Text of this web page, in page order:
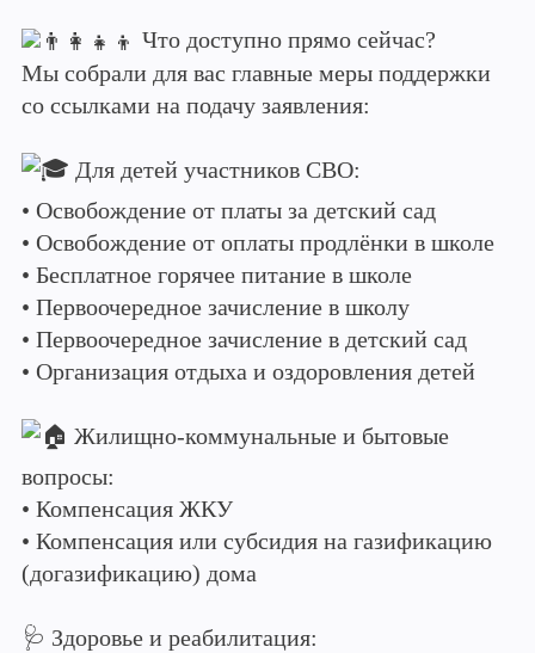
Что доступно прямо сейчас?
Мы собрали для вас главные меры поддержки
со ссылками на подачу заявления:
Для детей участников СВО:
• Освобождение от платы за детский сад
• Освобождение от оплаты продлёнки в школе
• Бесплатное горячее питание в школе
• Первоочередное зачисление в школу
• Первоочередное зачисление в детский сад
• Организация отдыха и оздоровления детей
Жилищно-коммунальные и бытовые
вопросы:
• Компенсация ЖКУ
• Компенсация или субсидия на газификацию
(догазификацию) дома
🩺 Здоровье и реабилитация: